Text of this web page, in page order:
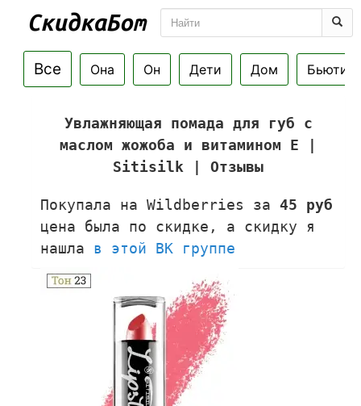
Все Она Он Дети Дом Бьюти
Увлажняющая помада для губ с
маслом жожоба и витамином Е |
Sitisilk | Отзывы
Покупала на Wildberries за 45 руб
цена была по скидке, а скидку я
нашла в этой ВК группе